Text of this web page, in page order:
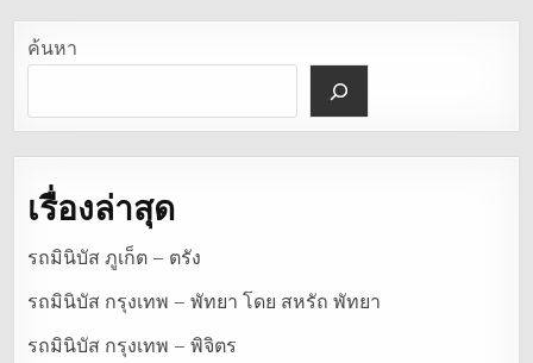
ค้นหา
เรื่องล่าสุด
รถมินิบัส ภูเก็ต – ตรัง
รถมินิบัส กรุงเทพ – พัทยา โดย สหรัถ พัทยา
รถมินิบัส กรุงเทพ – พิจิตร